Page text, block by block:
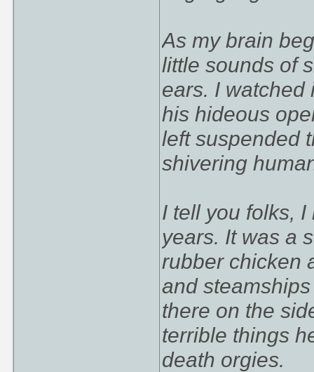
As my brain
little sounds of
ears. I watched
his hideous
left suspended
shivering
I tell you folks,
years. It was a
rubber chicken
and
there on the
terrible things
death orgies.